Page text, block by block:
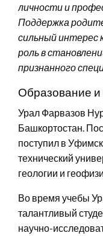
личности и
Поддержка
сильный интерес
роль в
признанного
Образование и
Урал Фарвазов
Башкортостан.
поступил в
технический
геологии и
Во время учебы
талантливый
научно-